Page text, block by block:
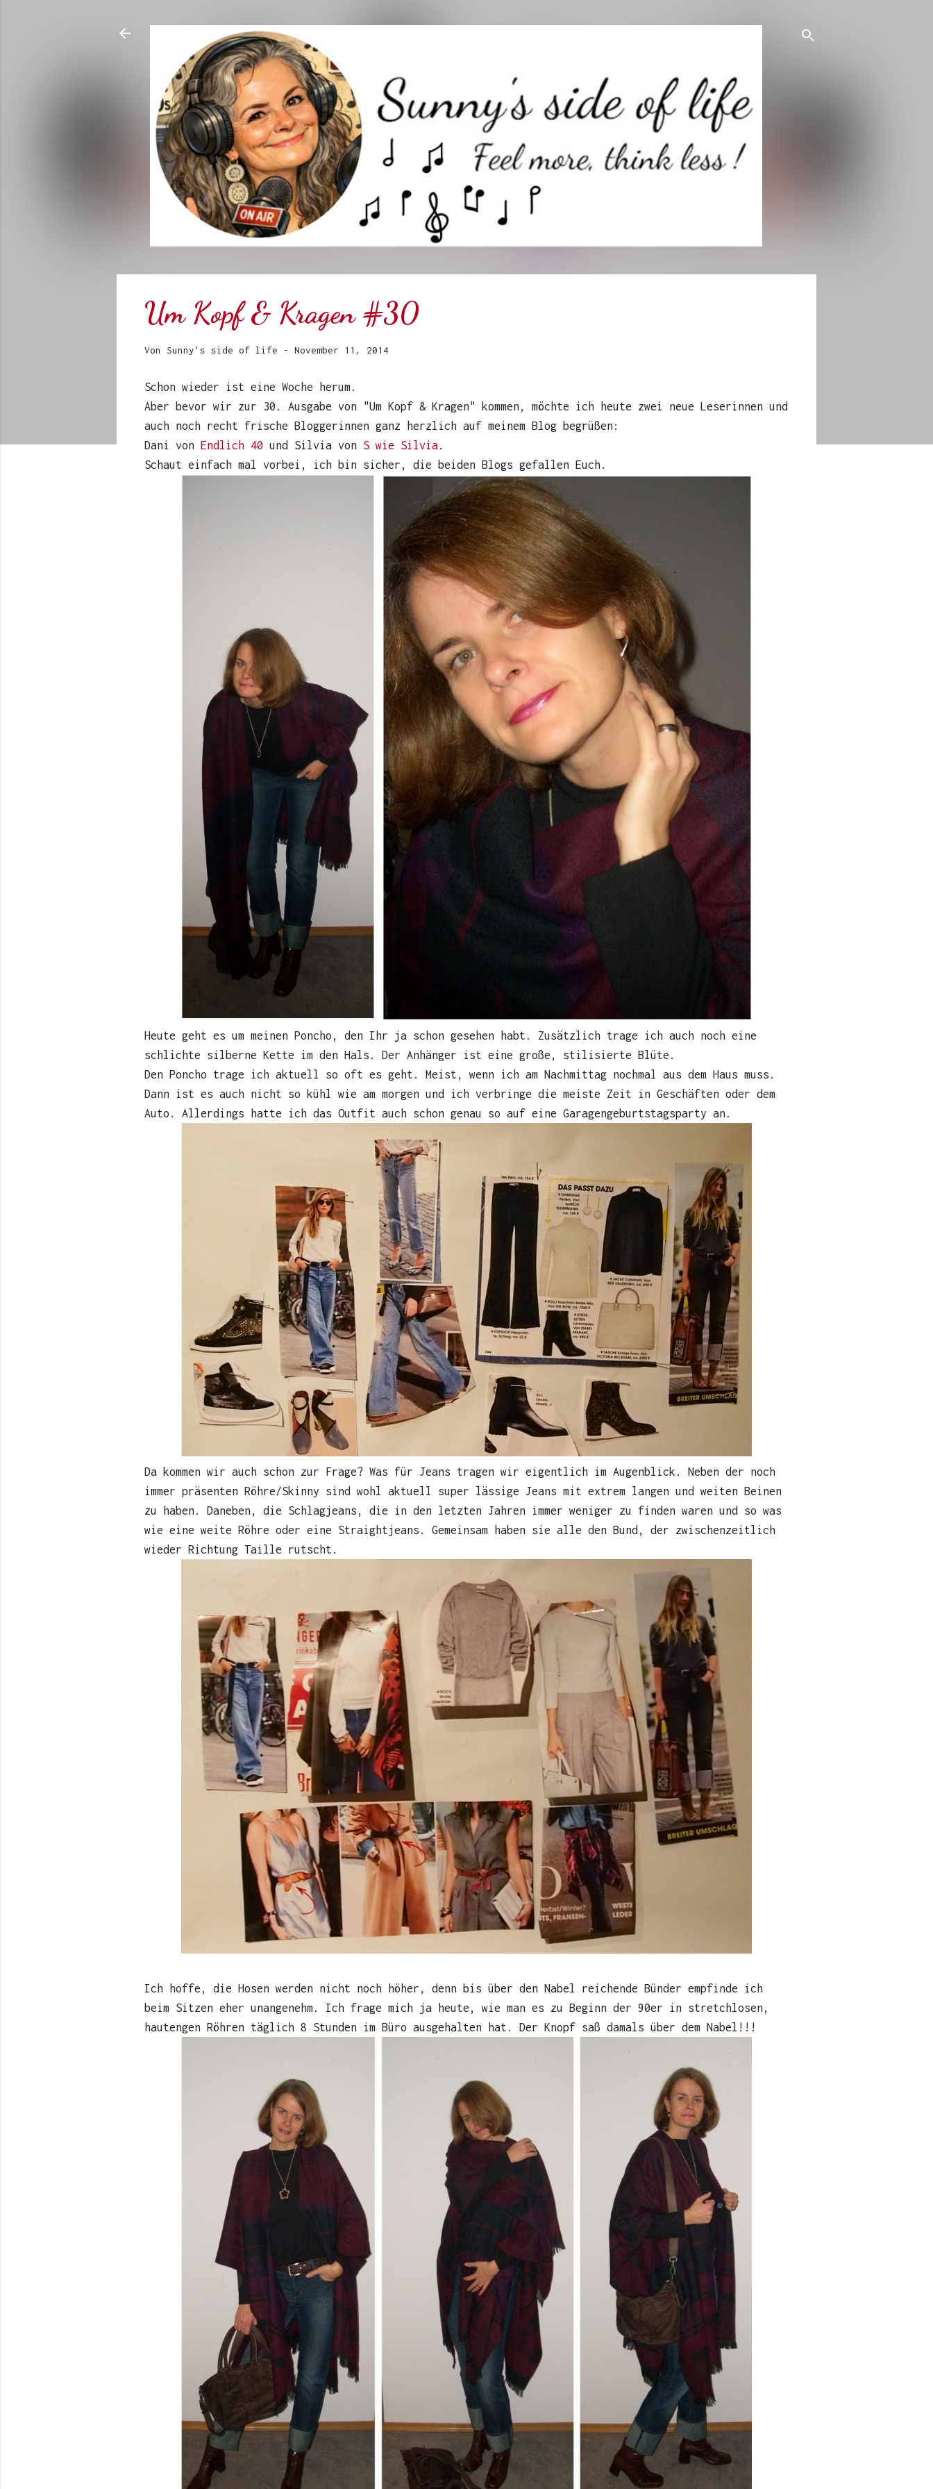
Um Kopf & Kragen #30
Von Sunny's side of life - November 11, 2014
Schon wieder ist eine Woche herum.
Aber bevor wir zur 30. Ausgabe von "Um Kopf & Kragen" kommen, möchte ich heute zwei neue Leserinnen und
auch noch recht frische Bloggerinnen ganz herzlich auf meinem Blog begrüßen:
Dani von Endlich 40 und Silvia von S wie Silvia.
Schaut einfach mal vorbei, ich bin sicher, die beiden Blogs gefallen Euch.
Heute geht es um meinen Poncho, den Ihr ja schon gesehen habt. Zusätzlich trage ich auch noch eine
schlichte silberne Kette im den Hals. Der Anhänger ist eine große, stilisierte Blüte.
Den Poncho trage ich aktuell so oft es geht. Meist, wenn ich am Nachmittag nochmal aus dem Haus muss.
Dann ist es auch nicht so kühl wie am morgen und ich verbringe die meiste Zeit in Geschäften oder dem
Auto. Allerdings hatte ich das Outfit auch schon genau so auf eine Garagengeburtstagsparty an.
Da kommen wir auch schon zur Frage? Was für Jeans tragen wir eigentlich im Augenblick. Neben der noch
immer präsenten Röhre/Skinny sind wohl aktuell super lässige Jeans mit extrem langen und weiten Beinen
zu haben. Daneben, die Schlagjeans, die in den letzten Jahren immer weniger zu finden waren und so was
wie eine weite Röhre oder eine Straightjeans. Gemeinsam haben sie alle den Bund, der zwischenzeitlich
wieder Richtung Taille rutscht.
Ich hoffe, die Hosen werden nicht noch höher, denn bis über den Nabel reichende Bünder empfinde ich
beim Sitzen eher unangenehm. Ich frage mich ja heute, wie man es zu Beginn der 90er in stretchlosen,
hautengen Röhren täglich 8 Stunden im Büro ausgehalten hat. Der Knopf saß damals über dem Nabel!!!